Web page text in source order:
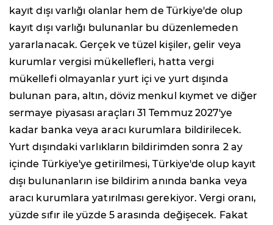
kayıt dışı varlığı olanlar hem de Türkiye'de olup
kayıt dışı varlığı bulunanlar bu düzenlemeden
yararlanacak. Gerçek ve tüzel kişiler, gelir veya
kurumlar vergisi mükellefleri, hatta vergi
mükellefi olmayanlar yurt içi ve yurt dışında
bulunan para, altın, döviz menkul kıymet ve diğer
sermaye piyasası araçları 31 Temmuz 2027'ye
kadar banka veya aracı kurumlara bildirilecek.
Yurt dışındaki varlıkların bildirimden sonra 2 ay
içinde Türkiye'ye getirilmesi, Türkiye'de olup kayıt
dışı bulunanların ise bildirim anında banka veya
aracı kurumlara yatırılması gerekiyor. Vergi oranı,
yüzde sıfır ile yüzde 5 arasında değişecek. Fakat